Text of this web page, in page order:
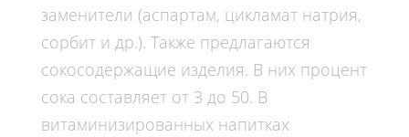
заменители (аспартам, цикламат натрия,
сорбит и др.). Также предлагаются
сокосодержащие изделия. В них процент
сока составляет от 3 до 50. В
витаминизированных напитках